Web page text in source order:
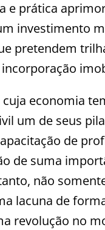
e prática
investimento
pretendem
cuja economia
um de seus
de
de suma
não
lacuna de
revolução no